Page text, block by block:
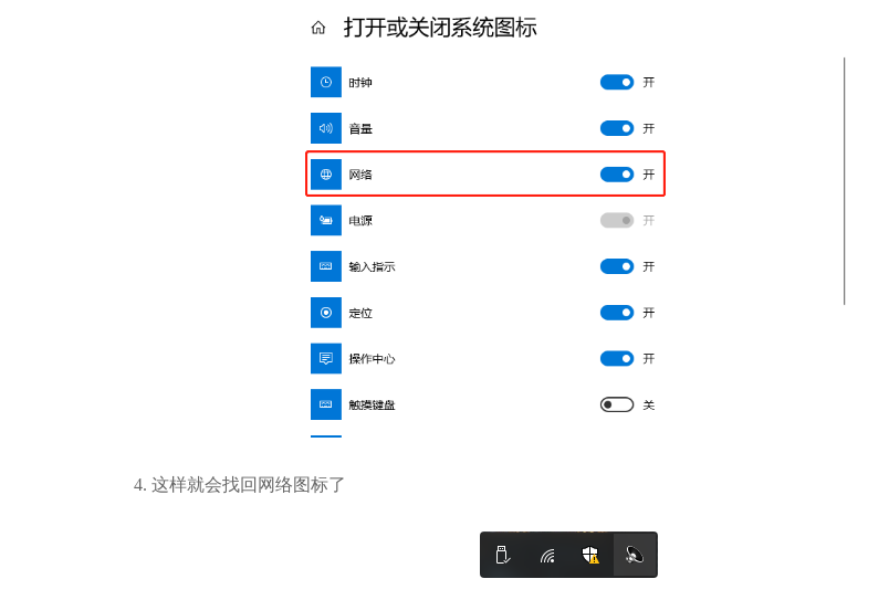
4. 这样就会找回网络图标了